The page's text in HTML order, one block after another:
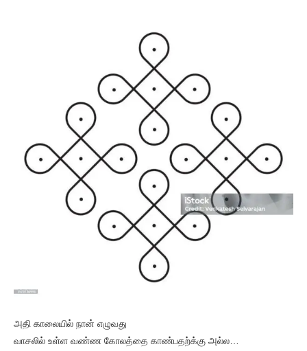
அதி காலையில் நான் எழுவது
வாசலில் உள்ள வண்ண கோலத்தை காண்பதற்க்கு அல்ல…